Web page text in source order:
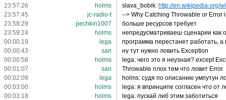
23:57:26
holms slava_bobik: http://en.wikipedia.org/
23:57:45
jc-radio-t
--> Why Catching Throwable or Error
23:58:29
pechkin1007
больше ресурсов требует
23:59:24
holms
непредусматриваеш сценарии как
00:00:19
lega
программа перестанет работать, а
00:00:43
san
ну тут нужно ловить Exception
00:00:58
holms
lega: чего это я неузная? except
00:01:07
san
Throwable плох тем что ловит Error
00:02:09
lega
holms: судя по описанию умпутун
00:03:00
holms
lega: я впринципе согласен что от
00:03:18
holms
lega: пускай либ этим заботиться